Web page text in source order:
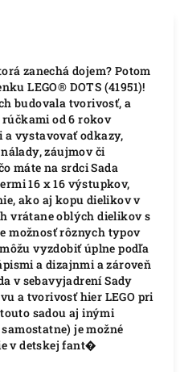
zanechá dojem? Potom
LEGO® DOTS (41951)!
budovala tvorivosť, a
od 6 rokov
vystavovať odkazy,
záujmov či
máte na srdci Sada
16 x 16 výstupkov,
ako aj kopu dielikov v
vrátane oblých dielikov s
možnosť rôznych typov
vyzdobiť úplne podľa
a dizajnmi a zároveň
v sebavyjadrení Sady
a tvorivosť hier LEGO pri
sadou aj inými
je možné
v detskej fant�